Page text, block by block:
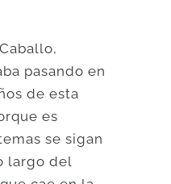
pasando en
de esta
es
se sigan
largo del